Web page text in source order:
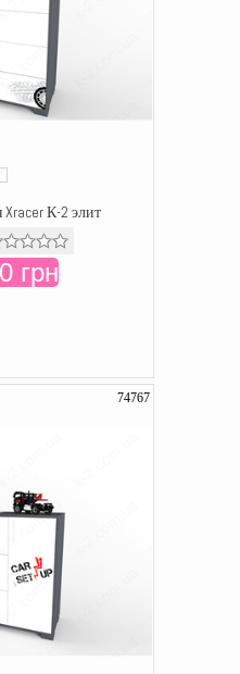
К-2 элит
грн
74767